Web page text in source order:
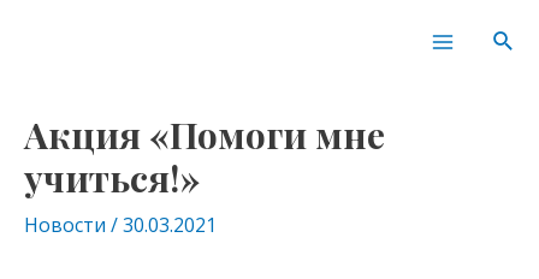
Main
Акция «Помоги мне
учиться!»
Новости /30.03.2021